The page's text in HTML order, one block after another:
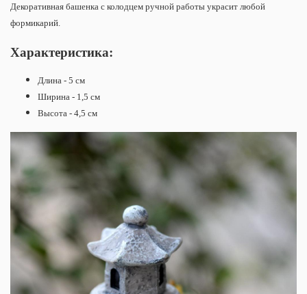
Декоративная башенка с колодцем ручной работы украсит любой
формикарий.
Характеристика:
Длина - 5 см
Ширина - 1,5 см
Высота - 4,5 см